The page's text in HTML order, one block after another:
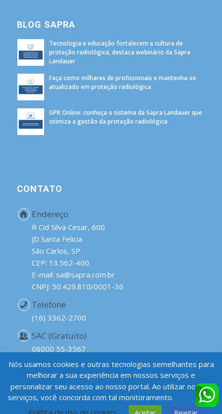
BLOG SAPRA
Tecnologia e educação fortalecem a cultura de
proteção radiológica, destaca webinário da Sapra
Landauer
Faça como milhares de profissionais e mantenha-se
atualizado em proteção radiológica
GPR Online: conheça o sistema da Sapra Landauer que
otimiza a gestão da proteção radiológica
CONTATO
Endereço
R Cid Silva Cesar, 600
JD Santa Felicia
São Carlos, SP
CEP: 13.562-400
E-mail: sa@sapra.com.br
CNPJ: 50.429.810/0001-36
Telefone
(16) 3362-2700
SAC (Gratuito)
08000 55-3567
Nós usamos cookies e outras tecnologias semelhantes para
melhorar a sua experiência em nossos serviços e
personalizar seu acesso ao nosso portal. Ao utilizar nossos
serviços, você concorda com tal monitoramento.
Saiba mais